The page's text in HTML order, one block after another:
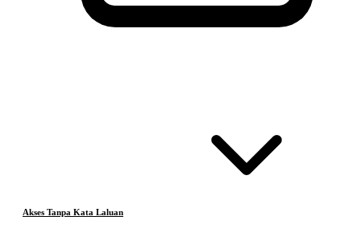
Akses Tanpa Kata Laluan